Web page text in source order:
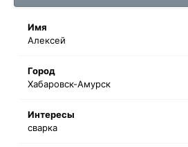
Имя
Алексей
Город
Хабаровск-Амурск
Интересы
сварка